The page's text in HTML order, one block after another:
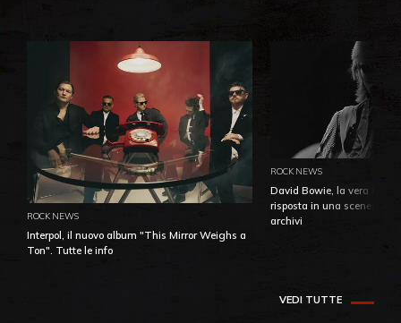
ROCK NEWS
Interpol, il nuovo album "This Mirror Weighs a
Ton". Tutte le info
ROCK NEWS
David Bowie, la vera
risposta in una
archivi
VEDI TUTTE